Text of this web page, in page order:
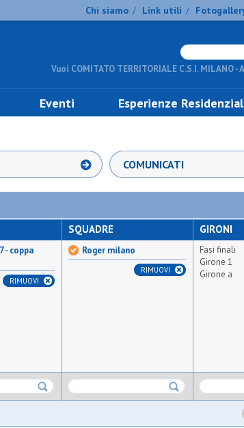
Chi siamo / Link utili /
Vuoi COMITATO TERRITORIALE C.S.I. MILANO -
Eventi Esperienze
COMUNICATI
- coppa
RIMUOVI
SQUADRE
Roger milano
RIMUOVI
GIRONI
Fasi finali
Girone 1
Girone a